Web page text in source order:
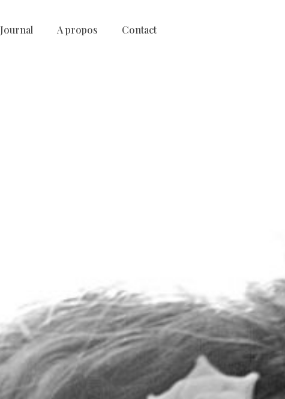
Journal A propos Contact